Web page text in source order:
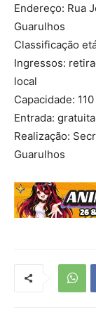
Endereço: Rua
Guarulhos
Classificação
Ingressos:
local
Capacidade:
Entrada: gratuita
Realização:
Guarulhos